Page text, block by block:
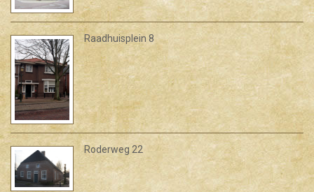
Raadhuisplein 8
Roderweg 22